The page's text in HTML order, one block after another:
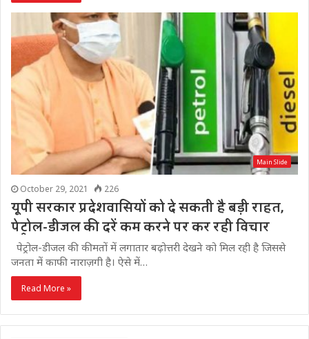
Main Slide
October 29, 2021 226
यूपी सरकार प्रदेशवासियों को दे सकती है बड़ी राहत,
पेट्रोल-डीजल की दरें कम करने पर कर रही विचार
पेट्रोल-डीजल की कीमतों में लगातार बढ़ोत्तरी देखने को मिल रही है जिससे
जनता में काफी नाराज़गी है। ऐसे में…
Read More »